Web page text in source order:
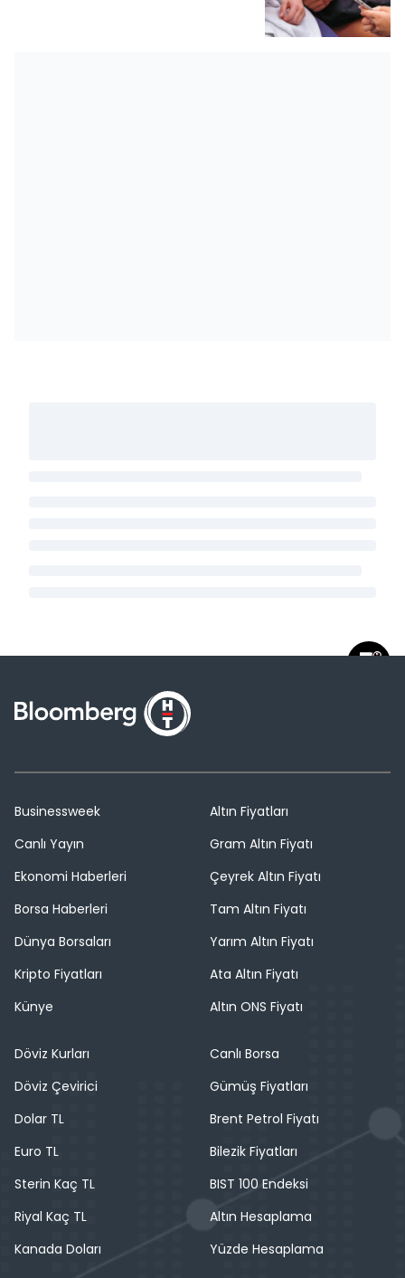
Businessweek
Canlı Yayın
Ekonomi Haberleri
Borsa Haberleri
Dünya Borsaları
Kripto Fiyatları
Künye
Altın Fiyatları
Gram Altın Fiyatı
Çeyrek Altın Fiyatı
Tam Altın Fiyatı
Yarım Altın Fiyatı
Ata Altın Fiyatı
Altın ONS Fiyatı
Döviz Kurları
Döviz Çevirici
Dolar TL
Euro TL
Sterin Kaç TL
Riyal Kaç TL
Kanada Doları
Canlı Borsa
Gümüş Fiyatları
Brent Petrol Fiyatı
Bilezik Fiyatları
BIST 100 Endeksi
Altın Hesaplama
Yüzde Hesaplama